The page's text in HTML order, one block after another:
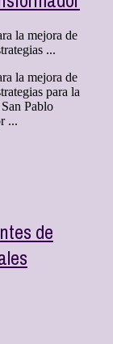
la mejora de
...
la mejora de
para la
Pablo
...
de